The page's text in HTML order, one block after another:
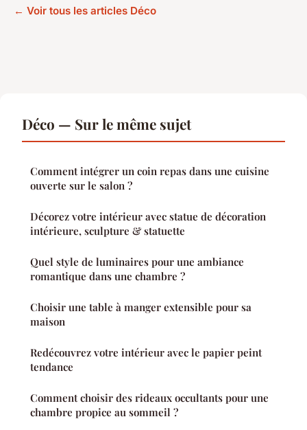
← Voir tous les articles Déco
Déco — Sur le même sujet
Comment intégrer un coin repas dans une cuisine
ouverte sur le salon ?
Décorez votre intérieur avec statue de décoration
intérieure, sculpture & statuette
Quel style de luminaires pour une ambiance
romantique dans une chambre ?
Choisir une table à manger extensible pour sa
maison
Redécouvrez votre intérieur avec le papier peint
tendance
Comment choisir des rideaux occultants pour une
chambre propice au sommeil ?